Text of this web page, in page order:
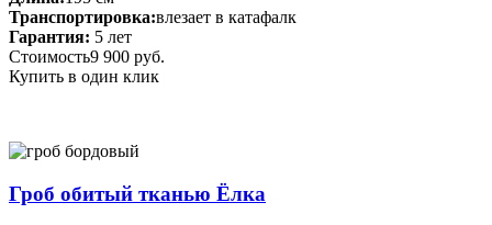
Транспортировка:влезает в катафалк
Гарантия: 5 лет
Стоимость9 900 руб.
Купить в один клик
Гроб обитый тканью Ёлка